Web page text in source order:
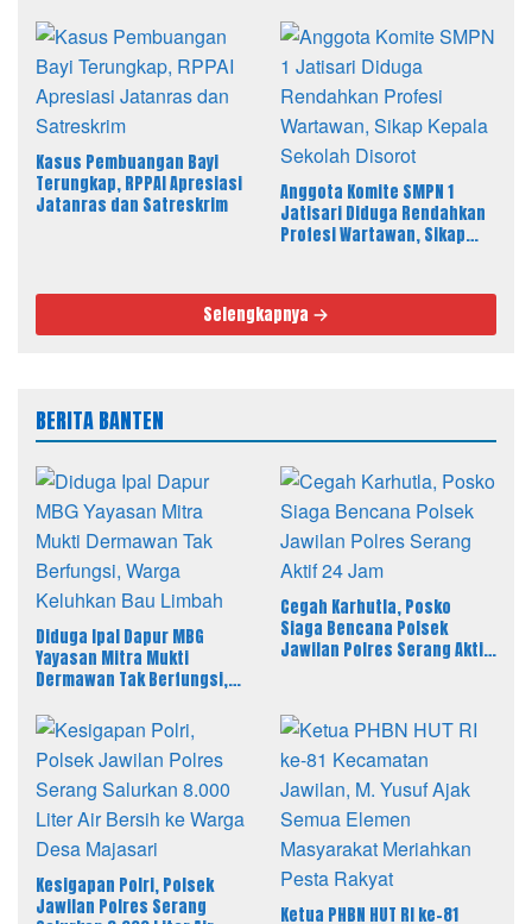
Kasus Pembuangan Bayi
Terungkap, RPPAI Apresiasi
Jatanras dan Satreskrim
Anggota Komite SMPN 1
Jatisari Diduga Rendahkan
Profesi Wartawan, Sikap
Selengkapnya
BERITA BANTEN
Diduga Ipal Dapur MBG
Yayasan Mitra Mukti
Dermawan Tak Berfungsi,
Cegah Karhutla, Posko
Siaga Bencana Polsek
Jawilan Polres Serang Aktif
Kesigapan Polri, Polsek
Jawilan Polres Serang
Ketua PHBN HUT RI ke-81